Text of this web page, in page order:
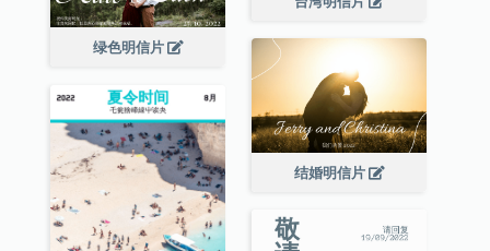
绿色明信片
结婚明信片